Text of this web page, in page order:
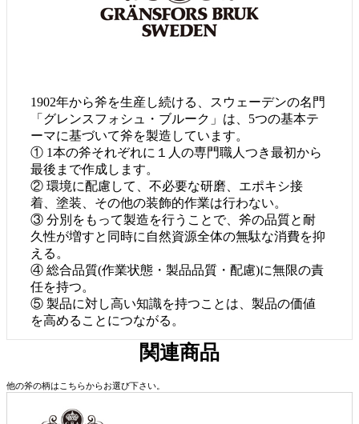
1902年から斧を生産し続ける、スウェーデンの名門
「グレンスフォシュ・ブルーク」は、5つの基本テ
ーマに基づいて斧を製造しています。
① 1本の斧それぞれに１人の専門職人つき最初から
最後まで作成します。
② 環境に配慮して、不必要な研磨、エポキシ接
着、塗装、その他の装飾的作業は行わない。
③ 分別をもって製造を行うことで、斧の品質と耐
久性が増すと同時に自然資源全体の無駄な消費を抑
える。
④ 総合品質(作業状態・製品品質・配慮)に無限の責
任を持つ。
⑤ 製品に対し高い知識を持つことは、製品の価値
を高めることにつながる。
関連商品
他の斧の柄はこちらからお選び下さい。